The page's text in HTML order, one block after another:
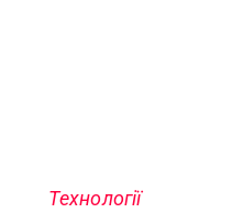
Технології